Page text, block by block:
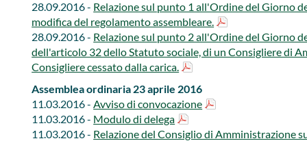
28.09.2016 - Relazione sul punto 1 all'Ordine del Giorno
modifica del regolamento assembleare.
28.09.2016 - Relazione sul punto 2 all'Ordine del Giorno
dell'articolo 32 dello Statuto sociale, di un Consigliere di
Consigliere cessato dalla carica.
​Assemblea ordinaria 23 aprile 2016
11.03.2016 -Avviso di convocazione
11.03.2016 - Modulo di delega
11.03.2016 - Relazione del Consiglio di Amministrazione